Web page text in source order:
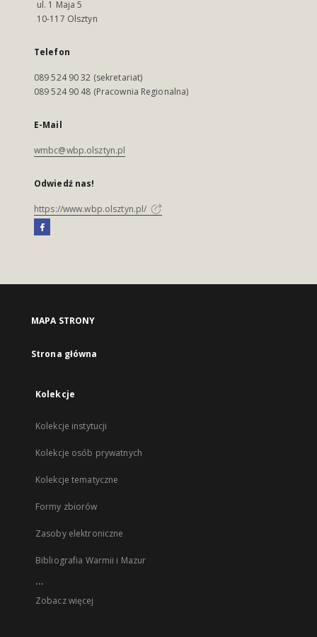
ul. 1 Maja 5
10-117 Olsztyn
Telefon
089 524 90 32 (sekretariat)
089 524 90 48 (Pracownia Regionalna)
E-Mail
wmbc@wbp.olsztyn.pl
Odwiedź nas!
https://www.wbp.olsztyn.pl/
MAPA STRONY
Strona główna
Kolekcje
Kolekcje instytucji
Kolekcje osób prywatnych
Kolekcje tematyczne
Formy zbiorów
Zasoby elektroniczne
Bibliografia Warmii i Mazur
...
Zobacz więcej